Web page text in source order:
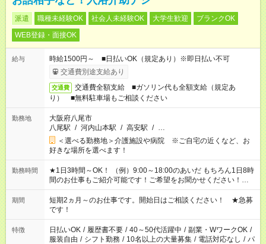
派遣 職種未経験OK 社会人未経験OK 大学生歓迎
ブランクOK
WEB登録・面接OK
給与
時給1500円～ ■日払いOK（規定あり）※即日払い不可
交通費別途支給あり
交通費
交通費全額支給 ■ガソリン代も全額支給（規定あ
り） ■無料駐車場もご相談ください
勤務地
大阪府八尾市
八尾駅 / 河内山本駅 / 高安駅 / …
＜選べる勤務地＞介護施設や病院 ※ご自宅の近くなど、お
好きな場所を選べます！
勤務時間
★1日3時間～OK！ （例）9:00～18:00のあいだ もちろん1日8時
間のお仕事もご紹介可能です！ご希望をお聞かせください！★家
庭の都合でお休みが必要な場合も遠慮なくご相談ください。 ※
週最低15時間以上の勤務が必要です
期間
短期2ヵ月～のお仕事です。開始日はご相談ください！ ★急募
です！
特徴 日払いOK / 履歴書不要 / 40～50代活躍中 / 副業・WワークOK /
服装自由 / シフト勤務 / 10名以上の大量募集 / 電話対応なし / パ